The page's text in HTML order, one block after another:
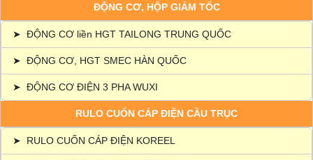
ĐỘNG CƠ, HỘP GIẢM TỐC
➤ ĐỘNG CƠ liền HGT TAILONG TRUNG QUỐC
➤ ĐỘNG CƠ, HGT SMEC HÀN QUỐC
➤ ĐỘNG CƠ ĐIỆN 3 PHA WUXI
RULO CUỐN CÁP ĐIỆN CẦU TRỤC
➤ RULO CUỐN CÁP ĐIỆN KOREEL